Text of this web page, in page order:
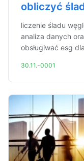
obliczyć
liczenie śladu
analiza danych
obsługiwać esg
30.11.-0001